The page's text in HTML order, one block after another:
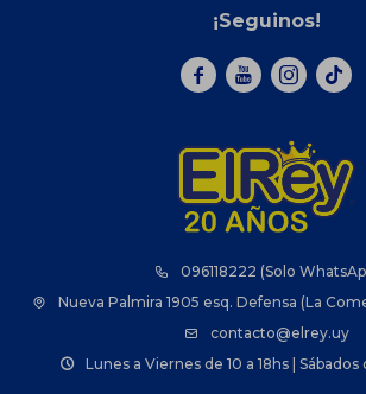
096118222 (Solo
Nueva Palmira 1905 esq. Defensa (La
contacto@elrey.uy
Lunes a Viernes de 10 a 18hs | Sábados
¡Seguinos!
  